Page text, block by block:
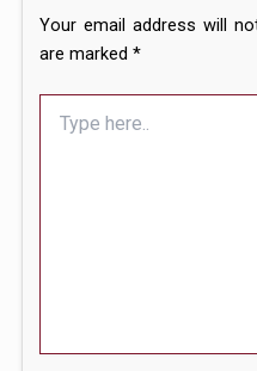
Your email address will
are marked*
here..